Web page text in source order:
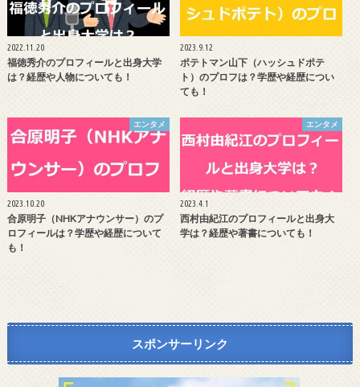
2022.11.20
福徳秀介のプロフィールと出身大学
は？経歴や人物についても！
2023.9.12
ポテトマン山下（ハッシュドポテ
ト）のプロフは？学歴や経歴につい
ても！
エンタメ
2023.10.20
合原明子（NHKアナウンサー）のプ
ロフィールは？学歴や経歴について
も！
エンタメ
2023.4.1
西村由紀江のプロフィールと出身大
学は？経歴や著書についても！
スポンサーリンク